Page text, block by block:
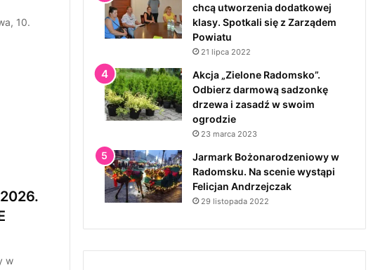
10.
w
chcą utworzenia dodatkowej
klasy. Spotkali się z Zarządem
Powiatu
21 lipca 2022
Akcja „Zielone Radomsko”.
Odbierz darmową sadzonkę
drzewa i zasadź w swoim
ogrodzie
23 marca 2023
Jarmark Bożonarodzeniowy w
Radomsku. Na scenie wystąpi
Felicjan Andrzejczak
29 listopada 2022